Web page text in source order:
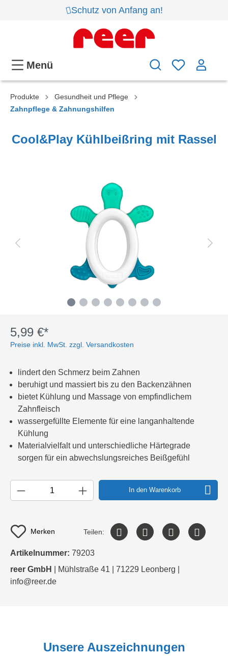
Schutz von Anfang an!
Menü
Produkte
Gesundheit und Pflege
Zahnpflege & Zahnungshilfen
Cool&Play Kühlbeißring mit Rassel
5,99 €*
Preise inkl. MwSt. zzgl. Versandkosten
lindert den Schmerz beim Zahnen
beruhigt und massiert bis zu den Backenzähnen
bietet Kühlung und Massage von empfindlichem
Zahnfleisch
wassergefüllte Elemente für eine langanhaltende
Kühlung
Materialvielfalt und unterschiedliche Härtegrade
sorgen für ein abwechslungsreiches Beißgefühl
In den Warenkorb
Merken Teilen:
Artikelnummer: 79203
reer GmbH
| Mühlstraße 41 | 71229 Leonberg |
info@reer.de
Unsere Auszeichnungen